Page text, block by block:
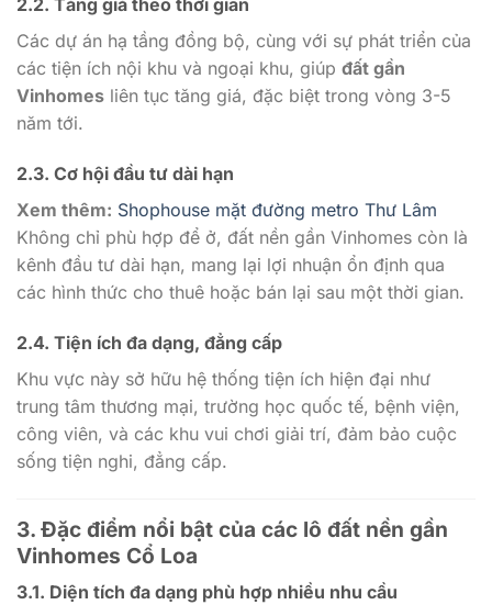
2.2. Tăng giá theo thời gian
Các dự án hạ tầng đồng bộ, cùng với sự phát triển của
các tiện ích nội khu và ngoại khu, giúp đất gần
Vinhomes liên tục tăng giá, đặc biệt trong vòng 3-5
năm tới.
2.3. Cơ hội đầu tư dài hạn
Xem thêm: Shophouse mặt đường metro Thư Lâm
Không chỉ phù hợp để ở, đất nền gần Vinhomes còn là
kênh đầu tư dài hạn, mang lại lợi nhuận ổn định qua
các hình thức cho thuê hoặc bán lại sau một thời gian.
2.4. Tiện ích đa dạng, đẳng cấp
Khu vực này sở hữu hệ thống tiện ích hiện đại như
trung tâm thương mại, trường học quốc tế, bệnh viện,
công viên, và các khu vui chơi giải trí, đảm bảo cuộc
sống tiện nghi, đẳng cấp.
3. Đặc điểm nổi bật của các lô đất nền gần
Vinhomes Cổ Loa
3.1. Diện tích đa dạng phù hợp nhiều nhu cầu